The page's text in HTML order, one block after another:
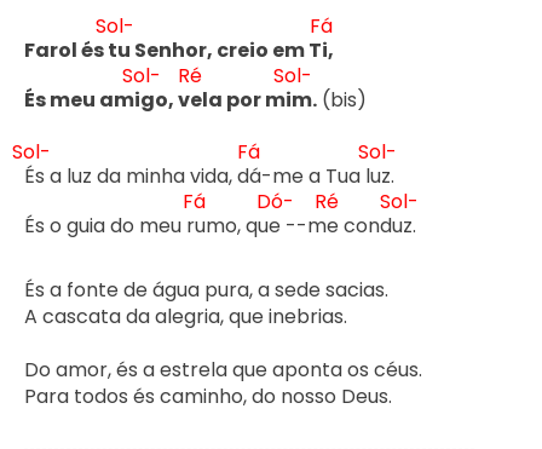
Farol és
Sol-
tu Senhor, creio em T
Fá
i,
És meu am
Sol-
igo, v
Ré
ela por m
Sol-
im. (bis)
Sol-
És a luz da minha vida, d
Fá
á-me a Tua l
Sol-
uz.
És o guia do meu r
Fá
umo, qu
Dó-
e --m
Ré
e cond
Sol-
uz.
És a fonte de água pura, a sede sacias.
A cascata da alegria, que inebrias.
Do amor, és a estrela que aponta os céus.
Para todos és caminho, do nosso Deus.